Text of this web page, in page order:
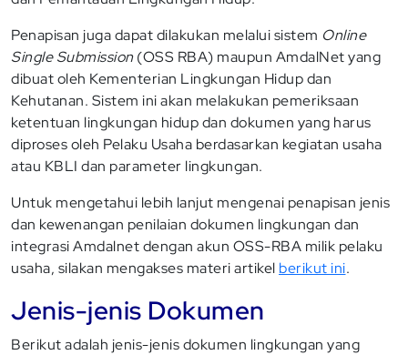
Penapisan juga dapat dilakukan melalui sistem Online
Single Submission(OSS RBA) maupun AmdalNet yang
dibuat oleh Kementerian Lingkungan Hidup dan
Kehutanan. Sistem ini akan melakukan pemeriksaan
ketentuan lingkungan hidup dan dokumen yang harus
diproses oleh Pelaku Usaha berdasarkan kegiatan usaha
atau KBLI dan parameter lingkungan.
Untuk mengetahui lebih lanjut mengenai penapisan jenis
dan kewenangan penilaian dokumen lingkungan dan
integrasi Amdalnet dengan akun OSS-RBA milik pelaku
usaha, silakan mengakses materi artikel berikut ini.
Jenis-jenis Dokumen
Berikut adalah jenis-jenis dokumen lingkungan yang